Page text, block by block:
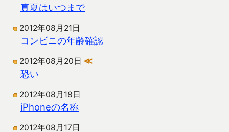
真夏はいつまで
2012年08月21日
コンビニの年齢確認
2012年08月20日 ≪
恐い
2012年08月18日
iPhoneの名称
2012年08月17日